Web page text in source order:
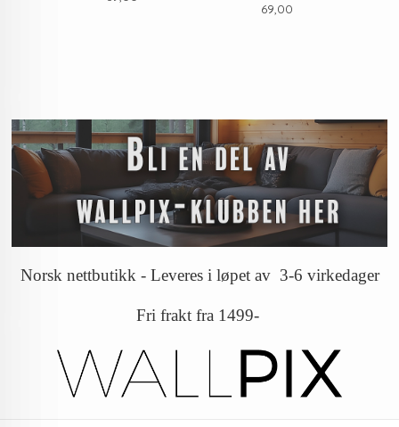
Pris
69,00
Norsk nettbutikk - Leveres i løpet av 3-6 virkedager
Fri frakt fra 1499-